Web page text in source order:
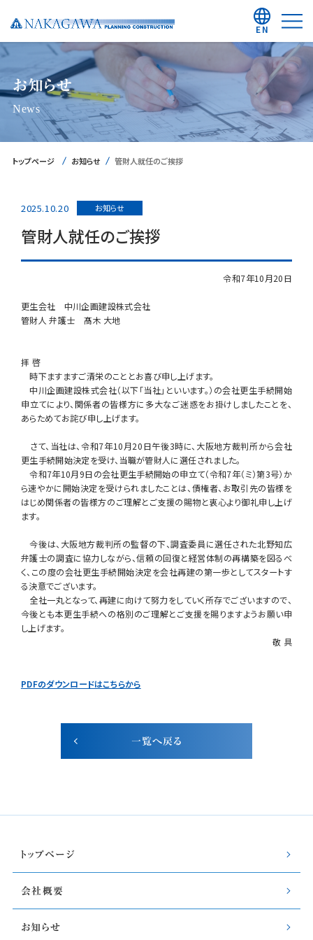
EN
お知らせ
News
トップページ お知らせ 管財人就任のご挨拶
2025.10.20 お知らせ
管財人就任のご挨拶
令和7年10月20日
更生会社 中川企画建設株式会社
管財人 弁護士 髙木 大地
拝 啓
時下ますますご清栄のこととお喜び申し上げます。
中川企画建設株式会社（以下「当社」といいます。）の会社更生手続開始
申立てにより、関係者の皆様方に多大なご迷惑をお掛けしましたことを、
あらためてお詫び申し上げます。
さて、当社は、令和7年10月20日午後3時に、大阪地方裁判所から会社
更生手続開始決定を受け、当職が管財人に選任されました。
令和7年10月9日の会社更生手続開始の申立て（令和7年（ミ）第3号）か
ら速やかに開始決定を受けられましたことは、債権者、お取引先の皆様を
はじめ関係者の皆様方のご理解とご支援の賜物と衷心より御礼申し上げ
ます。
今後は、大阪地方裁判所の監督の下、調査委員に選任された北野知広
弁護士の調査に協力しながら、信頼の回復と経営体制の再構築を図るべ
く、この度の会社更生手続開始決定を会社再建の第一歩としてスタートす
る決意でございます。
全社一丸となって、再建に向けて努力をしていく所存でございますので、
今後とも本更生手続への格別のご理解とご支援を賜りますようお願い申
し上げます。
敬 具
PDFのダウンロードはこちらから
一覧へ戻る
トップページ
会社概要
お知らせ